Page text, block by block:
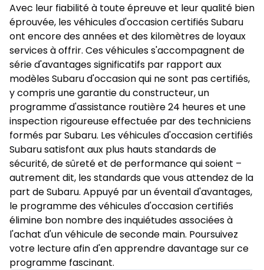
Avec leur fiabilité à toute épreuve et leur qualité bien
éprouvée, les véhicules d'occasion certifiés Subaru
ont encore des années et des kilomètres de loyaux
services à offrir. Ces véhicules s'accompagnent de
série d'avantages significatifs par rapport aux
modèles Subaru d'occasion qui ne sont pas certifiés,
y compris une garantie du constructeur, un
programme d'assistance routière 24 heures et une
inspection rigoureuse effectuée par des techniciens
formés par Subaru. Les véhicules d'occasion certifiés
Subaru satisfont aux plus hauts standards de
sécurité, de sûreté et de performance qui soient –
autrement dit, les standards que vous attendez de la
part de Subaru. Appuyé par un éventail d'avantages,
le programme des véhicules d'occasion certifiés
élimine bon nombre des inquiétudes associées à
l'achat d'un véhicule de seconde main. Poursuivez
votre lecture afin d'en apprendre davantage sur ce
programme fascinant.